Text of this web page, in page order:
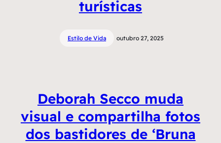
turísticas
Estilo de Vida outubro 27, 2025
Deborah Secco muda
visual e compartilha fotos
dos bastidores de ‘Bruna